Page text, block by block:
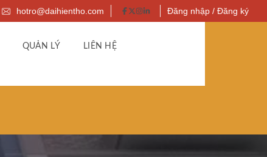
hotro@daihientho.com Đăng nhập / Đăng ký
QUẢN LÝ LIÊN HỆ